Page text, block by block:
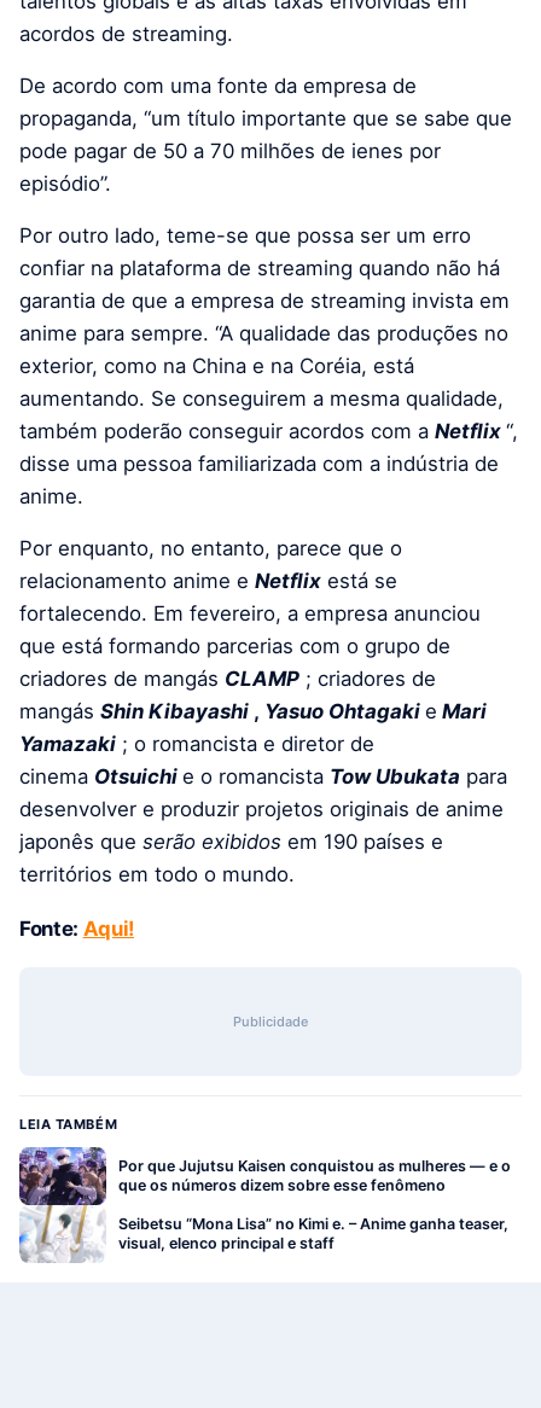
acordos de streaming.
De acordo com uma fonte da empresa de
propaganda, “um título importante que se sabe que
pode pagar de 50 a 70 milhões de ienes por
episódio”.
Por outro lado, teme-se que possa ser um erro
confiar na plataforma de streaming quando não há
garantia de que a empresa de streaming invista em
anime para sempre. “A qualidade das produções no
exterior, como na China e na Coréia, está
aumentando. Se conseguirem a mesma qualidade,
também poderão conseguir acordos com a Netflix “,
disse uma pessoa familiarizada com a indústria de
anime.
Por enquanto, no entanto, parece que o
relacionamento anime e Netflix está se
fortalecendo. Em fevereiro, a empresa anunciou
que está formando parcerias com o grupo de
criadores de mangás CLAMP ; criadores de
mangás Shin Kibayashi , Yasuo Ohtagaki e Mari
Yamazaki ; o romancista e diretor de
cinema Otsuichi e o romancista Tow Ubukata para
desenvolver e produzir projetos originais de anime
japonês que serão exibidos em 190 países e
territórios em todo o mundo.
Fonte: Aqui!
Publicidade
LEIA TAMBÉM
Por que Jujutsu Kaisen conquistou as mulheres — e o
que os números dizem sobre esse fenômeno
Seibetsu “Mona Lisa” no Kimi e. – Anime ganha teaser,
visual, elenco principal e staff